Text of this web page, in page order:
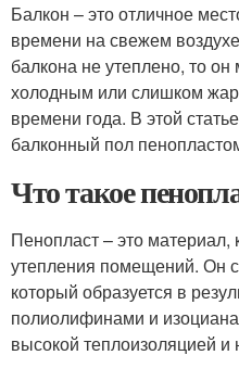
Балкон – это отличное
времени на свежем
балкона не утеплено, то
холодным или слишком
времени года. В этой
балконный пол
Что такое
Пенопласт – это материал,
утепления помещений. Он
который образуется в
полиолифинами и
высокой теплоизоляцией